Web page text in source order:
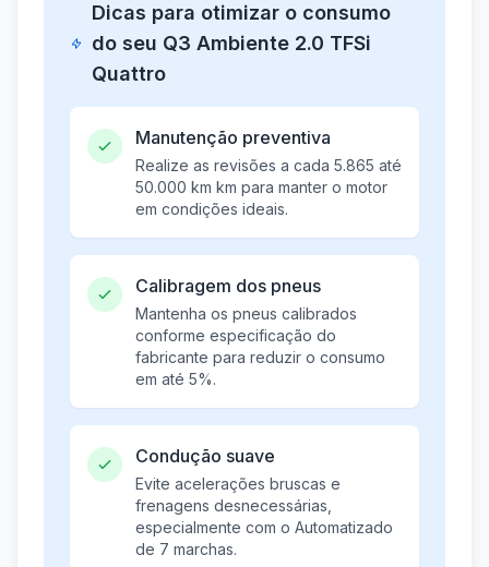
Dicas para otimizar o consumo
do seu Q3 Ambiente 2.0 TFSi
Quattro
Manutenção preventiva
Realize as revisões a cada 5.865 até
50.000 km km para manter o motor
em condições ideais.
Calibragem dos pneus
Mantenha os pneus calibrados
conforme especificação do
fabricante para reduzir o consumo
em até 5%.
Condução suave
Evite acelerações bruscas e
frenagens desnecessárias,
especialmente com o Automatizado
de 7 marchas.